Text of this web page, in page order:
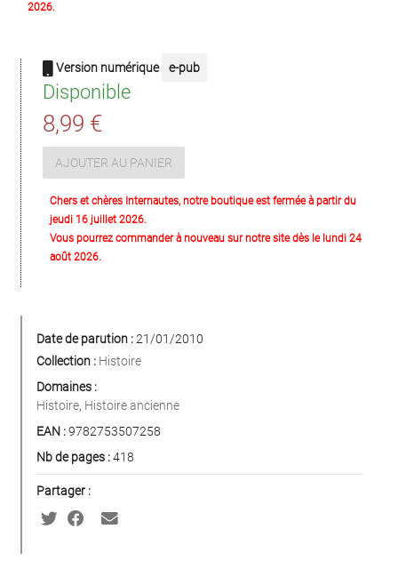
2026.
Version numérique e-pub
Disponible
8,99 €
AJOUTER AU PANIER
Chers et chères Internautes, notre boutique est fermée à partir du
jeudi 16 juillet 2026.
Vous pourrez commander à nouveau sur notre site dès le lundi 24
août 2026.
Date de parution :21/01/2010
Collection : Histoire
Domaines :
Histoire, Histoire ancienne
EAN :9782753507258
Nb de pages :418
Partager :